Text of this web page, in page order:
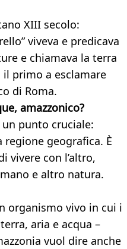
XIII secolo:
viveva e predicava
e chiamava la terra
primo a esclamare
di Roma.
amazzonico?
punto cruciale:
regione geografica. È
vivere con l’altro,
e altro natura.
organismo vivo in cui i
aria e acqua –
vuol dire anche